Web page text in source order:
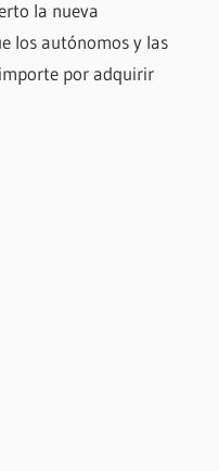
la nueva
los autónomos y las
por adquirir